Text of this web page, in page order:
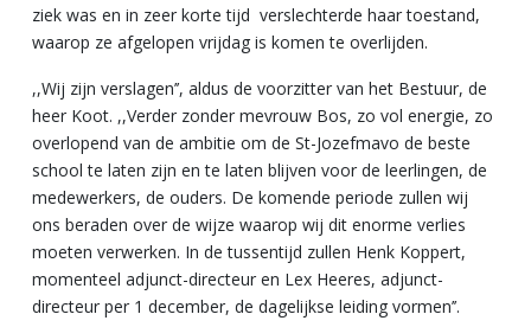
ziek was en in zeer korte tijd verslechterde haar toestand,
waarop ze afgelopen vrijdag is komen te overlijden.
,,Wij zijn verslagen’’, aldus de voorzitter van het Bestuur, de
heer Koot. ,,Verder zonder mevrouw Bos, zo vol energie, zo
overlopend van de ambitie om de St-Jozefmavo de beste
school te laten zijn en te laten blijven voor de leerlingen, de
medewerkers, de ouders. De komende periode zullen wij
ons beraden over de wijze waarop wij dit enorme verlies
moeten verwerken. In de tussentijd zullen Henk Koppert,
momenteel adjunct-directeur en Lex Heeres, adjunct-
directeur per 1 december, de dagelijkse leiding vormen’’.